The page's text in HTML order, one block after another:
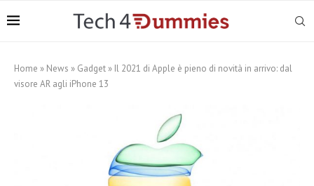
Home » News » Gadget » Il 2021 di Apple è pieno di novità in arrivo: dal
visore AR agli iPhone 13